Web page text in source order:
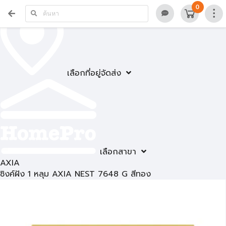
เลือกที่อยู่จัดส่ง
เลือกสาขา
0
AXIA
ซิงค์ฝัง 1 หลุม AXIA NEST 7648 G สีทอง